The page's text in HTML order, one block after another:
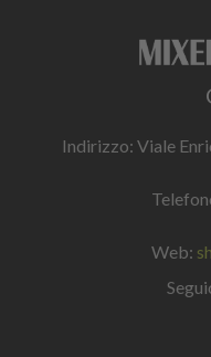
Indirizzo: Viale
Web: